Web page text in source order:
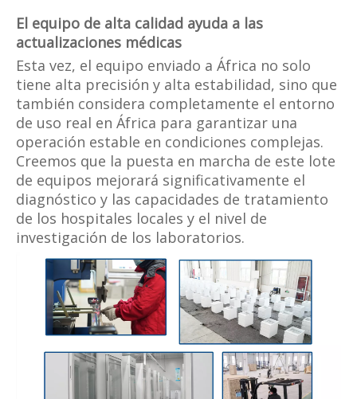
El equipo de alta calidad ayuda a las
actualizaciones médicas
Esta vez, el equipo enviado a África no solo
tiene alta precisión y alta estabilidad, sino que
también considera completamente el entorno
de uso real en África para garantizar una
operación estable en condiciones complejas.
Creemos que la puesta en marcha de este lote
de equipos mejorará significativamente el
diagnóstico y las capacidades de tratamiento
de los hospitales locales y el nivel de
investigación de los laboratorios.